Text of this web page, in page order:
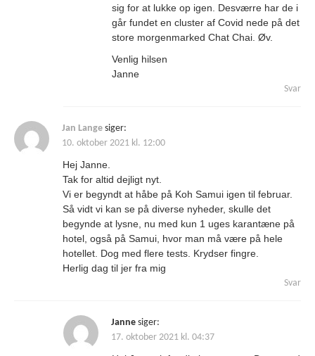
sig for at lukke op igen. Desværre har de i
går fundet en cluster af Covid nede på det
store morgenmarked Chat Chai. Øv.
Venlig hilsen
Janne
Svar
Jan Lange siger:
10. oktober 2021 kl. 12:00
Hej Janne.
Tak for altid dejligt nyt.
Vi er begyndt at håbe på Koh Samui igen til februar.
Så vidt vi kan se på diverse nyheder, skulle det
begynde at lysne, nu med kun 1 uges karantæne på
hotel, også på Samui, hvor man må være på hele
hotellet. Dog med flere tests. Krydser fingre.
Herlig dag til jer fra mig
Svar
Janne siger:
17. oktober 2021 kl. 04:37